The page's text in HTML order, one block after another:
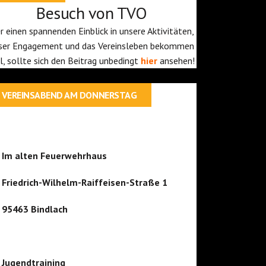
Besuch von TVO
einen spannenden Einblick in unsere Aktivitäten,
Engagement und das Vereinsleben bekommen
sollte sich den Beitrag unbedingt hier ansehen!
VEREINSABEND AM DONNERSTAG
Im alten Feuerwehrhaus
Friedrich-Wilhelm-Raiffeisen-Straße 1
95463 Bindlach
Jugendtraining